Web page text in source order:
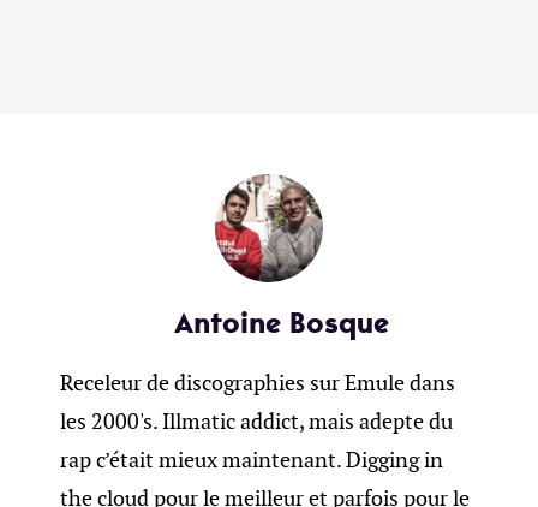
Antoine Bosque
Receleur de discographies sur Emule dans
les 2000's. Illmatic addict, mais adepte du
rap c’était mieux maintenant. Digging in
the cloud pour le meilleur et parfois pour le